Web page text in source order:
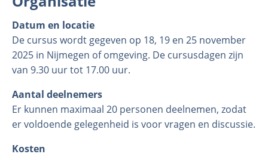
Datum en locatie
De cursus wordt gegeven op 18, 19 en 25 november
2025 in Nijmegen of omgeving. De cursusdagen zijn
van 9.30 uur tot 17.00 uur.
Aantal deelnemers
Er kunnen maximaal 20 personen deelnemen, zodat
er voldoende gelegenheid is voor vragen en discussie.
Kosten